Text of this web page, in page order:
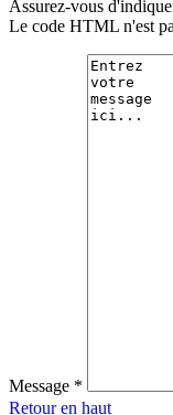
Assurez-vous
Le code HTML n'est
Message *
Retour en haut